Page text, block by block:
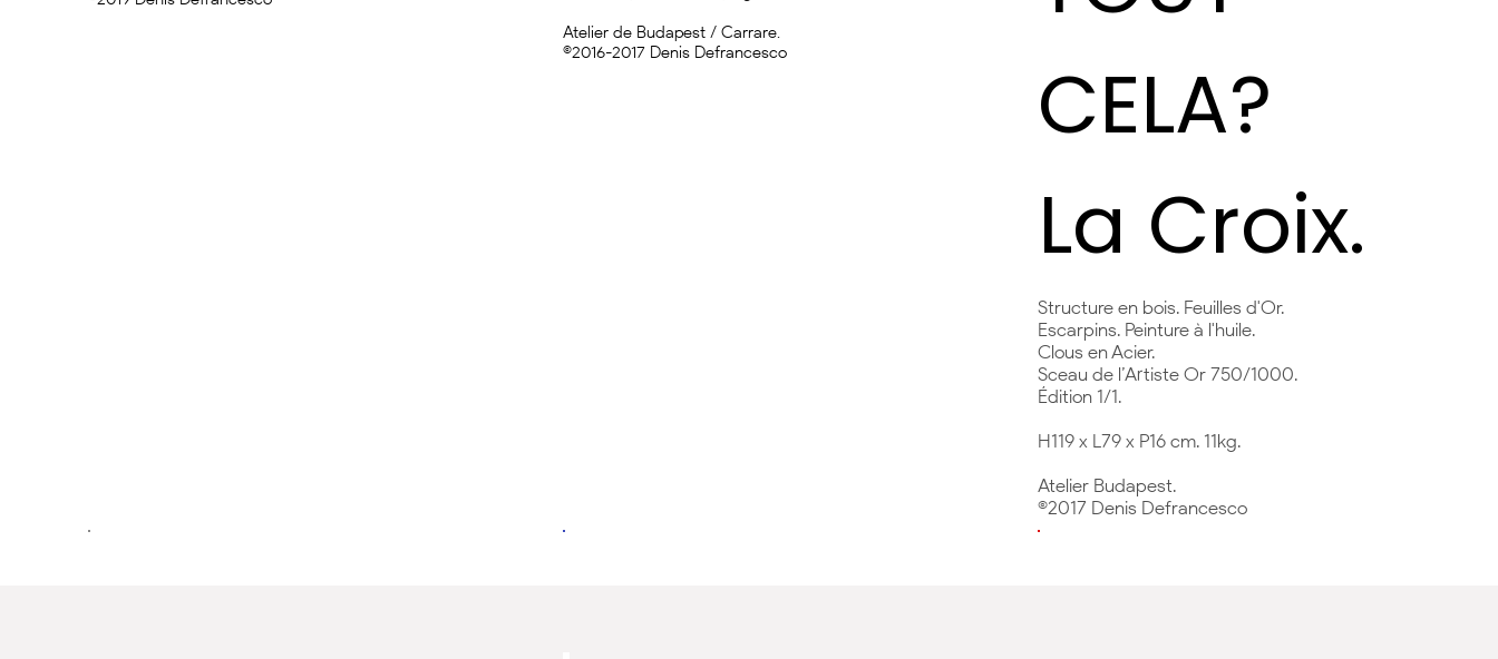
CELA?
La Croix.
Structure en bois. Feuilles d'Or.
Escarpins. Peinture à l'huile.
Clous en Acier.
Sceau de l’Artiste Or 750/1000.
Édition 1/1.
H119 x L79 x P16 cm. 11kg.
Atelier Budapest.
©2017 Denis Defrancesco
Atelier de Budapest / Carrare.
©2016-2017 Denis Defrancesco